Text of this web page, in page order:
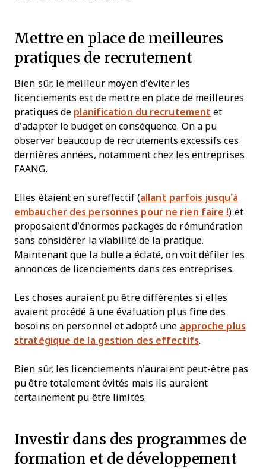
Mettre en place de meilleures
pratiques de recrutement
Bien sûr, le meilleur moyen d’éviter les
licenciements est de mettre en place de meilleures
pratiques de planification du recrutement et
d’adapter le budget en conséquence. On a pu
observer beaucoup de recrutements excessifs ces
dernières années, notamment chez les entreprises
FAANG.
Elles étaient en sureffectif (allant parfois jusqu’à
embaucher des personnes pour ne rien faire !) et
proposaient d’énormes packages de rémunération
sans considérer la viabilité de la pratique.
Maintenant que la bulle a éclaté, on voit défiler les
annonces de licenciements dans ces entreprises.
Les choses auraient pu être différentes si elles
avaient procédé à une évaluation plus fine des
besoins en personnel et adopté une approche plus
stratégique de la gestion des effectifs.
Bien sûr, les licenciements n’auraient peut-être pas
pu être totalement évités mais ils auraient
certainement pu être limités.
Investir dans des programmes de
formation et de développement